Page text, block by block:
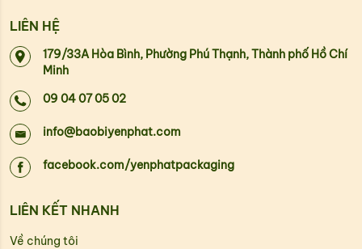
LIÊN HỆ
179/33A Hòa Bình, Phường Phú Thạnh, Thành phố Hồ Chí
Minh
09 04 07 05 02
info@baobiyenphat.com
facebook.com/yenphatpackaging
LIÊN KẾT NHANH
Về chúng tôi